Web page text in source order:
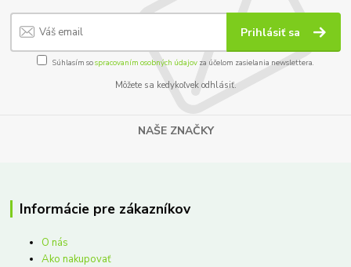
Prihlásiť sa
Súhlasím sospracovaním osobných údajov za účelom zasielania newslettera.
Môžete sa kedykoľvek odhlásiť.
NAŠE ZNAČKY
Informácie pre zákazníkov
O nás
Ako nakupovať